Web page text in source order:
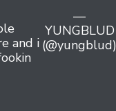
and i
—
YUNGBLUD
(@yungblud)